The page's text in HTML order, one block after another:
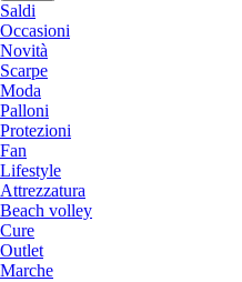
Saldi
Occasioni
Novità
Scarpe
Moda
Palloni
Protezioni
Fan
Lifestyle
Attrezzatura
Beach volley
Cure
Outlet
Marche